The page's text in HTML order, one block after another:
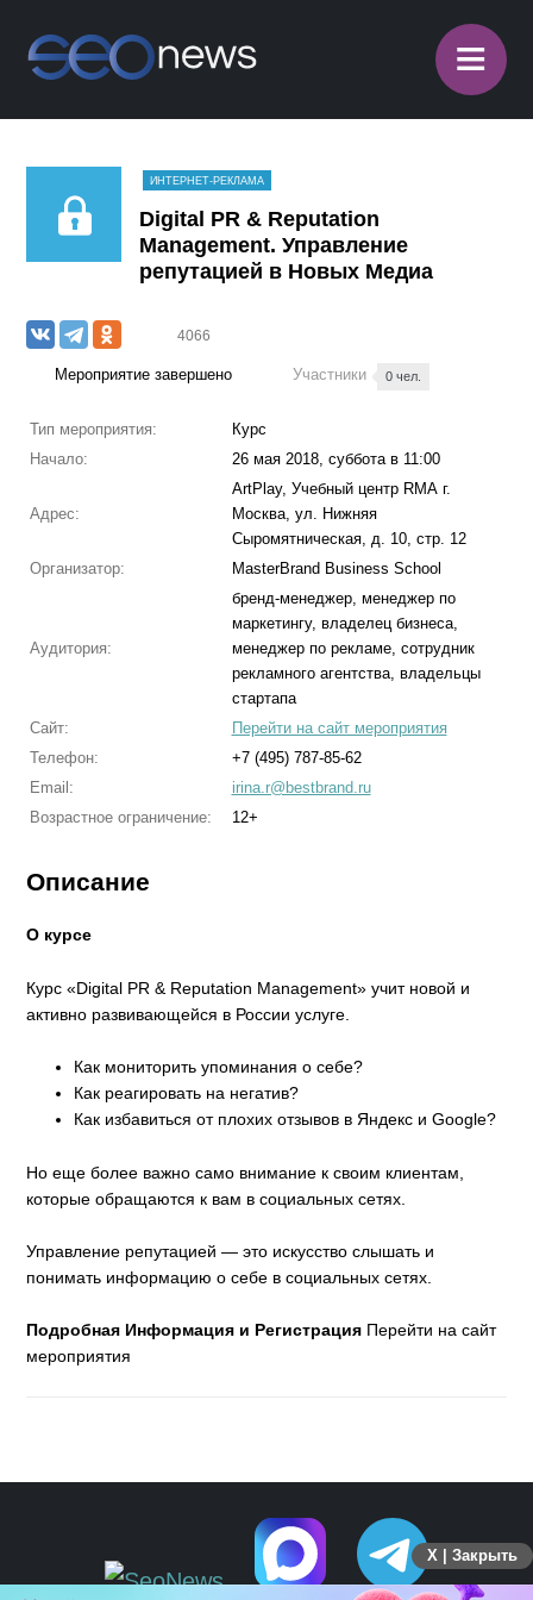
≡
ИНТЕРНЕТ-РЕКЛАМА
Digital PR & Reputation
Management. Управление
репутацией в Новых Медиа
4066
Мероприятие завершено Участники 0 чел.
Тип мероприятия:
Курс
Начало:
26 мая 2018, суббота в 11:00
Адрес:
ArtPlay, Учебный центр RМА г.
Москва, ул. Нижняя
Сыромятническая, д. 10, стр. 12
Организатор:
MasterBrand Business School
Аудитория:
бренд-менеджер, менеджер по
маркетингу, владелец бизнеса,
менеджер по рекламе, сотрудник
рекламного агентства, владельцы
стартапа
Сайт:
Перейти на сайт мероприятия
Телефон:
+7 (495) 787-85-62
Email:
irina.r@bestbrand.ru
Возрастное ограничение:
12+
Описание
О курсе
Курс «Digital PR & Reputation Management» учит новой и
активно развивающейся в России услуге.
Как мониторить упоминания о себе?
Как реагировать на негатив?
Как избавиться от плохих отзывов в Яндекс и Google?
Но еще более важно само внимание к своим клиентам,
которые обращаются к вам в социальных сетях.
Управление репутацией — это искусство слышать и
понимать информацию о себе в социальных сетях.
Подробная Информация и Регистрация Перейти на сайт
мероприятия
X | Закрыть